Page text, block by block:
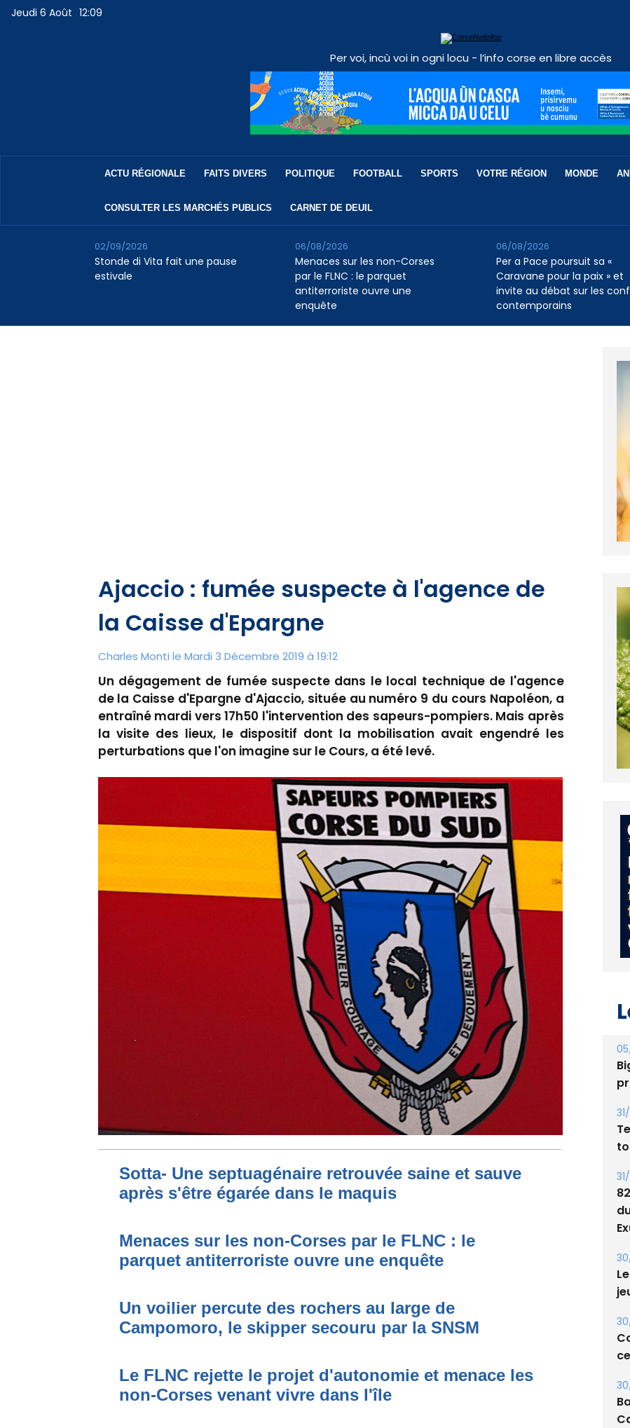
Jeudi 6 Août 12:09
Per voi, incù voi in ogni locu - l’info corse en libre accès
ACTU RÉGIONALE FAITS DIVERS POLITIQUE FOOTBALL SPORTS VOTRE RÉGION MONDE
CONSULTER LES MARCHÉS PUBLICS CARNET DE DEUIL
Stonde di Vita fait une pause
estivale
02/09/2026
Menaces sur les non-Corses
par le FLNC : le parquet
antiterroriste ouvre une
enquête
06/08/2026
Per a Pace poursuit sa «
Caravane pour la paix » et
invite au débat sur les
contemporains
06/08/2026
Ajaccio : fumée suspecte à l'agence de
la Caisse d'Epargne
Charles Monti le Mardi 3 Décembre 2019 à 19:12
Un dégagement de fumée suspecte dans le local technique de l'agence
de la Caisse d'Epargne d'Ajaccio, située au numéro 9 du cours Napoléon, a
entraîné mardi vers 17h50 l'intervention des sapeurs-pompiers. Mais après
la visite des lieux, le dispositif dont la mobilisation avait engendré les
perturbations que l'on imagine sur le Cours, a été levé.
Sotta- Une septuagénaire retrouvée saine et sauve
après s'être égarée dans le maquis
Menaces sur les non-Corses par le FLNC : le
parquet antiterroriste ouvre une enquête
Un voilier percute des rochers au large de
Campomoro, le skipper secouru par la SNSM
Le FLNC rejette le projet d'autonomie et menace les
non-Corses venant vivre dans l'île